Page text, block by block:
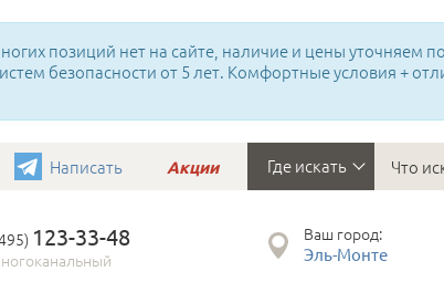
позиций нет на сайте, наличие и цены уточняем
безопасности от 5 лет. Комфортные условия +
Написать Акции Где искать
123-33-48 Ваш город:
Эль-Монте